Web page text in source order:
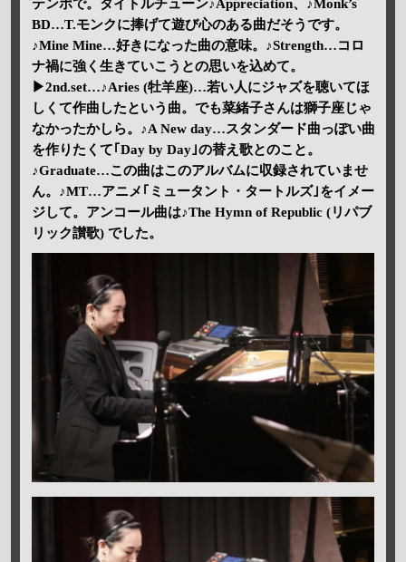
テンポで。タイトルチューン♪Appreciation、♪Monk’s
BD…T.モンクに捧げて遊び心のある曲だそうです。
♪Mine Mine…好きになった曲の意味。♪Strength…コロ
ナ禍に強く生きていこうとの思いを込めて。
▶2nd.set…♪Aries (牡羊座)…若い人にジャズを聴いてほ
しくて作曲したという曲。でも菜緒子さんは獅子座じゃ
なかったかしら。♪A New day…スタンダード曲っぽい曲
を作りたくて｢Day by Day｣の替え歌とのこと。
♪Graduate…この曲はこのアルバムに収録されていませ
ん。♪MT…アニメ｢ミュータント・タートルズ｣をイメー
ジして。アンコール曲は♪The Hymn of Republic (リパブ
リック讃歌) でした。